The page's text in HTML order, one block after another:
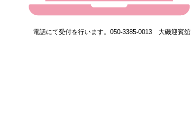
電話にて受付を行います。050-3385-0013 大磯迎賓舘